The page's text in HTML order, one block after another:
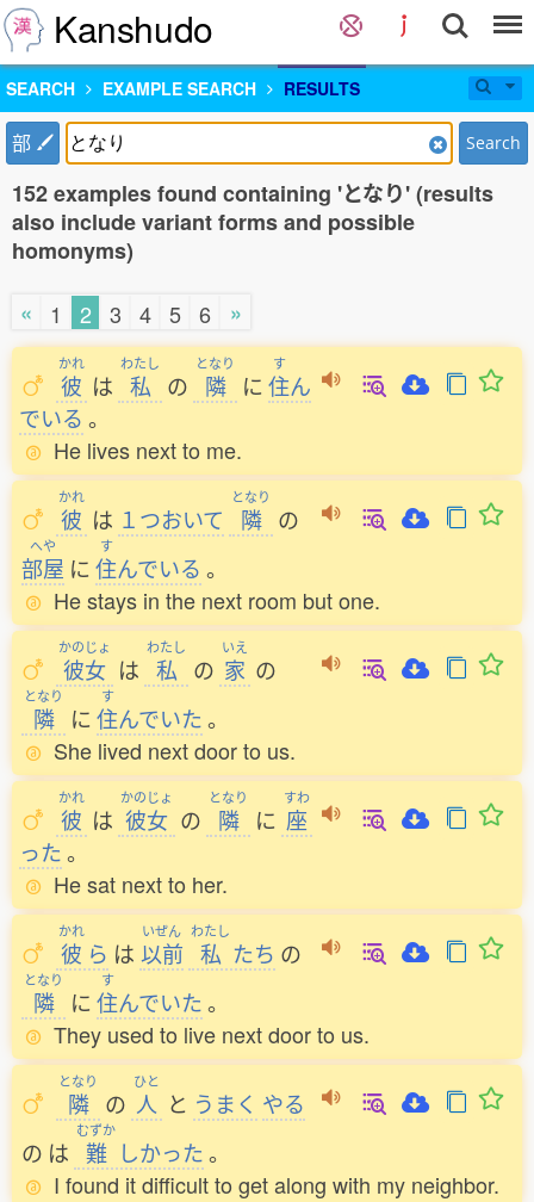
Kanshudo
SEARCH EXAMPLE SEARCH RESULTS
部 Search
152 examples found containing 'となり' (results
also include variant forms and possible
homonyms)
« 1 2 3 4 5 6 »
かれ
彼 は
わたし
私 の
となり
隣 に
す
住ん
でいる 。
He lives next to me.
かれ
彼 は １つおいて
となり
隣 の
へや
部屋 に
す
住んでいる 。
He stays in the next room but one.
かのじょ
彼女 は
わたし
私 の
いえ
家 の
となり
隣 に
す
住んでいた。
She lived next door to us.
かれ
彼 は
かのじょ
彼女 の
となり
隣 に
すわ
座
った。
He sat next to her.
かれ
彼 ら は
いぜん
以前
わたし
私 たち の
となり
隣 に
す
住んでいた。
They used to live next door to us.
となり
隣 の
ひと
人 と うまく やる
の は
むずか
難 しかった。
I found it difficult to get along with my neighbor.